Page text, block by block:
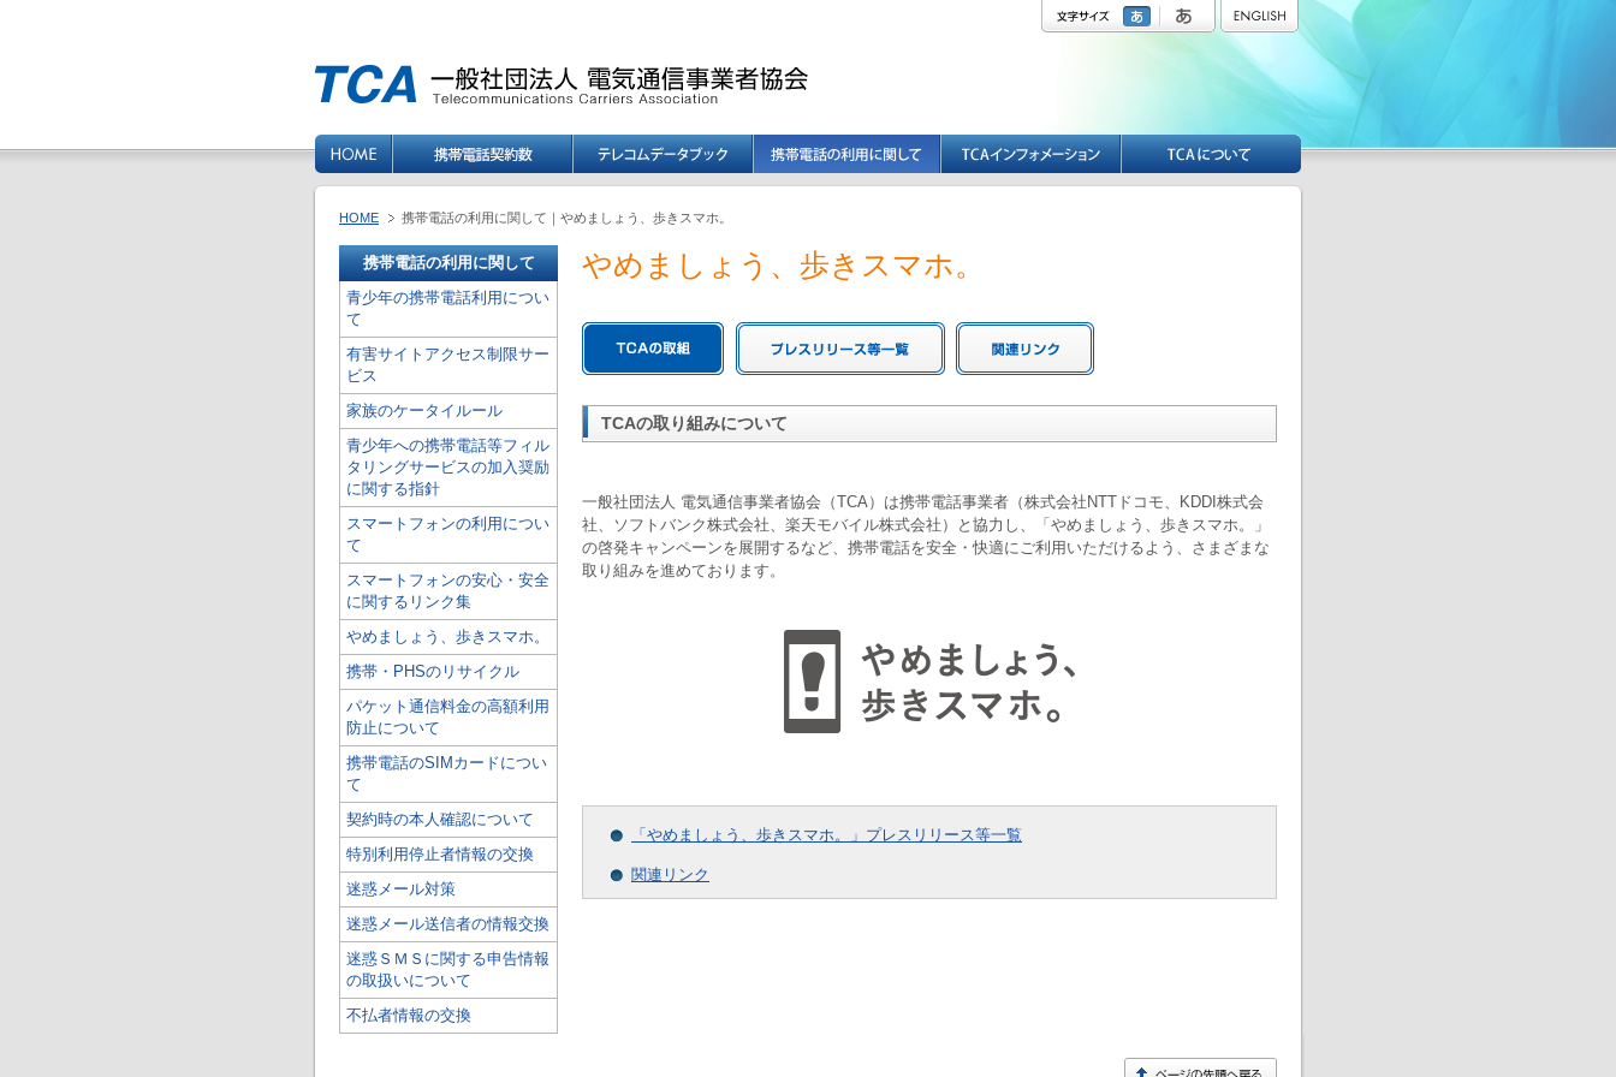
HOME 携帯電話の利用に関して｜やめましょう、歩きスマホ。
やめましょう、歩きスマホ。
TCAの取り組みについて
一般社団法人 電気通信事業者協会（TCA）は携帯電話事業者（株式会社NTTドコモ、KDDI株式会
社、ソフトバンク株式会社、楽天モバイル株式会社）と協力し、「やめましょう、歩きスマホ。」
の啓発キャンペーンを展開するなど、携帯電話を安全・快適にご利用いただけるよう、さまざまな
取り組みを進めております。
「やめましょう、歩きスマホ。」プレスリリース等一覧
関連リンク
携帯電話の利用に関して
青少年の携帯電話利用につい
て
有害サイトアクセス制限サー
ビス
家族のケータイルール
青少年への携帯電話等フィル
タリングサービスの加入奨励
に関する指針
スマートフォンの利用につい
て
スマートフォンの安心・安全
に関するリンク集
やめましょう、歩きスマホ。
携帯・PHSのリサイクル
パケット通信料金の高額利用
防止について
携帯電話のSIMカードについ
て
契約時の本人確認について
特別利用停止者情報の交換
迷惑メール対策
迷惑メール送信者の情報交換
迷惑ＳＭＳに関する申告情報
の取扱いについて
不払者情報の交換